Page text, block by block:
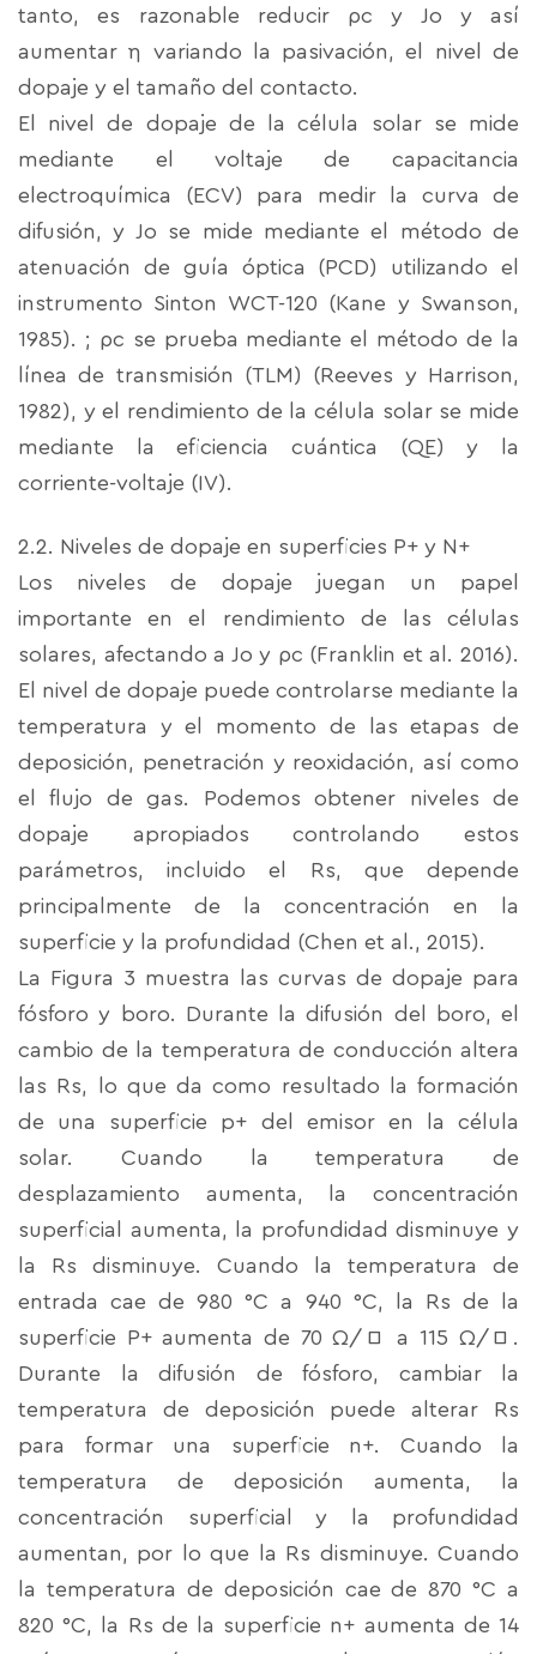
tanto, es razonable reducir ρc y Jo y así
aumentar η variando la pasivación, el nivel de
dopaje y el tamaño del contacto.
El nivel de dopaje de la célula solar se mide
mediante el voltaje de capacitancia
electroquímica (ECV) para medir la curva de
difusión, y Jo se mide mediante el método de
atenuación de guía óptica (PCD) utilizando el
instrumento Sinton WCT-120 (Kane y Swanson,
1985). ; ρc se prueba mediante el método de la
línea de transmisión (TLM) (Reeves y Harrison,
1982), y el rendimiento de la célula solar se mide
mediante la eficiencia cuántica (QE) y la
corriente-voltaje (IV).
2.2. Niveles de dopaje en superficies P+ y N+
Los niveles de dopaje juegan un papel
importante en el rendimiento de las células
solares, afectando a Jo y ρc (Franklin et al. 2016).
El nivel de dopaje puede controlarse mediante la
temperatura y el momento de las etapas de
deposición, penetración y reoxidación, así como
el flujo de gas. Podemos obtener niveles de
dopaje apropiados controlando estos
parámetros, incluido el Rs, que depende
principalmente de la concentración en la
superficie y la profundidad (Chen et al., 2015).
La Figura 3 muestra las curvas de dopaje para
fósforo y boro. Durante la difusión del boro, el
cambio de la temperatura de conducción altera
las Rs, lo que da como resultado la formación
de una superficie p+ del emisor en la célula
solar. Cuando la temperatura de
desplazamiento aumenta, la concentración
superficial aumenta, la profundidad disminuye y
la Rs disminuye. Cuando la temperatura de
entrada cae de 980 °C a 940 °C, la Rs de la
superficie P+ aumenta de 70 Ω/□ a 115 Ω/□.
Durante la difusión de fósforo, cambiar la
temperatura de deposición puede alterar Rs
para formar una superficie n+. Cuando la
temperatura de deposición aumenta, la
concentración superficial y la profundidad
aumentan, por lo que la Rs disminuye. Cuando
la temperatura de deposición cae de 870 °C a
820 °C, la Rs de la superficie n+ aumenta de 14